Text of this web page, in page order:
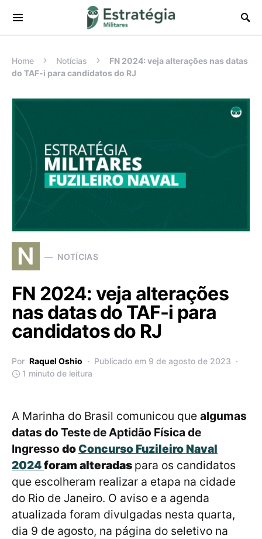
Procurar:
Home Notícias
FN 2024: veja alterações nas datas
do TAF-i para candidatos do RJ
N NOTÍCIAS
FN 2024: veja alterações
nas datas do TAF-i para
candidatos do RJ
Por Raquel Oshio
Publicado em 9 de agosto de 2023
1 minuto de leitura
A Marinha do Brasil comunicou que algumas
datas do Teste de Aptidão Física de
Ingresso doConcurso Fuzileiro Naval
2024foram alteradas para os candidatos
que escolheram realizar a etapa na cidade
do Rio de Janeiro. O aviso e a agenda
atualizada foram divulgadas nesta quarta,
dia 9 de agosto, na página do seletivo na